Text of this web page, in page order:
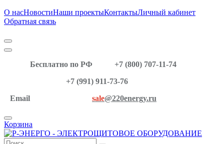
О насНовостиНаши проектыКонтактыЛичный кабинет
Обратная связь
Бесплатно по РФ
+7 (800) 707-11-74
+7 (991) 911-73-76
Email
sale@220energy.ru
Корзина